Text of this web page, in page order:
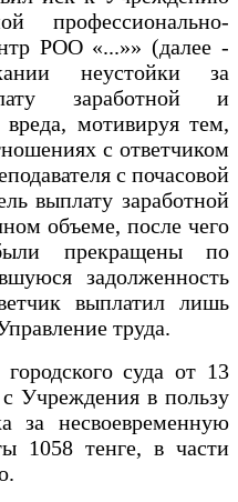
профессионально-
РОО «...»» (далее -
неустойки за
заработной и
мотивируя тем,
с ответчиком
с почасовой
выплату заработной
объеме, после чего
прекращены по
задолженность
выплатил лишь
труда.
суда от 13
Учреждения в пользу
за несвоевременную
1058 тенге, в части